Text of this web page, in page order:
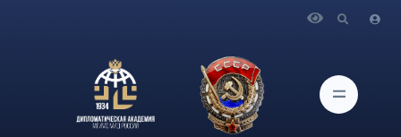
МГИМО МИД России